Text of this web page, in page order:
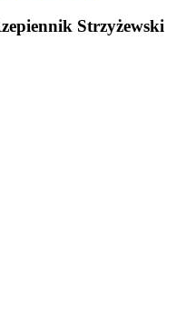
Strzyżewski